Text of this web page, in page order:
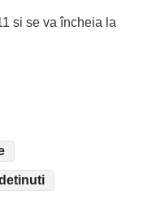
si se va încheia la